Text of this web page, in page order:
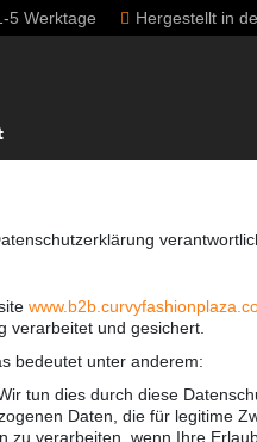
5 Werktage Hergestellt in
verarbeitet und gesichert.
bedeutet unter anderem:
tun dies durch diese
Daten, die für legitime
verarbeiten, wenn Ihre